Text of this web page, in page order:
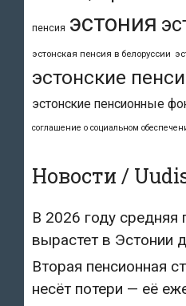
пенсия эстония
эстонская пенсия в белоруссии
эстонские
эстонские пенсионные
соглашение о социальном
Новости /
В 2026 году средняя
вырастет в Эстонии
Вторая пенсионная
несёт потери — её